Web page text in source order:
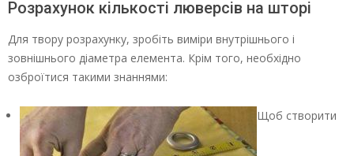
Розрахунок кількості люверсів на шторі
Для твору розрахунку, зробіть виміри внутрішнього і
зовнішнього діаметра елемента. Крім того, необхідно
озброїтися такими знаннями:
Щоб створити